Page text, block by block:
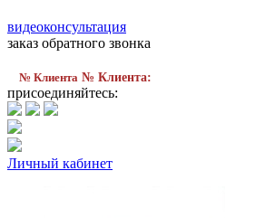
видеоконсультация
заказ обратного звонка
№ Клиента № Клиента:
присоединяйтесь:
Личный кабинет